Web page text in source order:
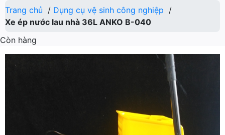
Trang chủ / Dụng cụ vệ sinh công nghiệp /
Xe ép nước lau nhà 36L ANKO B-040
Còn hàng